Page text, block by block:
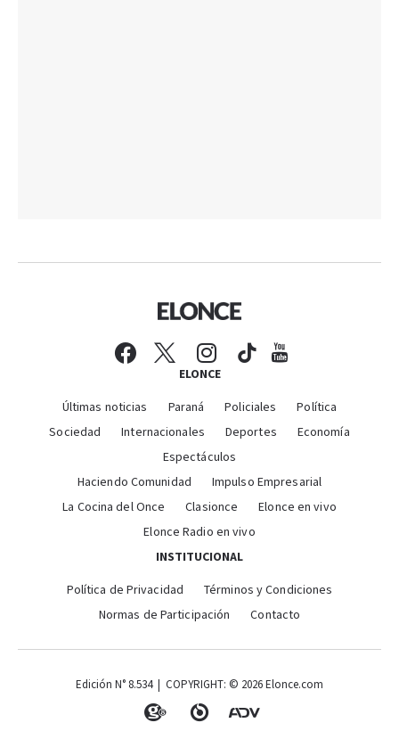
ELONCE
Últimas noticias Paraná Policiales
Política
Sociedad
Internacionales Deportes
Economía
Espectáculos
Haciendo Comunidad
Impulso Empresarial
La Cocina del Once
Clasionce
Elonce en vivo
Elonce Radio en vivo
INSTITUCIONAL
Política de Privacidad
Términos y Condiciones
Normas de Participación
Contacto
Edición N° 8.534 | COPYRIGHT: © 2026 Elonce.com